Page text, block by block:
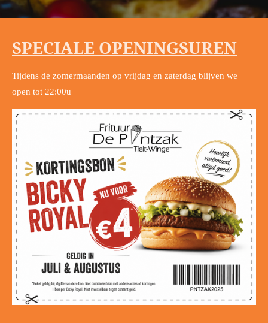
SPECIALE OPENINGSUREN
Tijdens de zomermaanden op vrijdag en zaterdag blijven we
open tot 22:00u